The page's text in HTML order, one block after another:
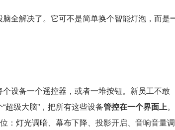
全解决了。它可不是简单换个智能灯泡，而是
设备一个遥控器，或者一堆按钮。新员工不敢
级大脑”，把所有这些设备管控在一个界面上。
：灯光调暗、幕布下降、投影开启、音响音量调